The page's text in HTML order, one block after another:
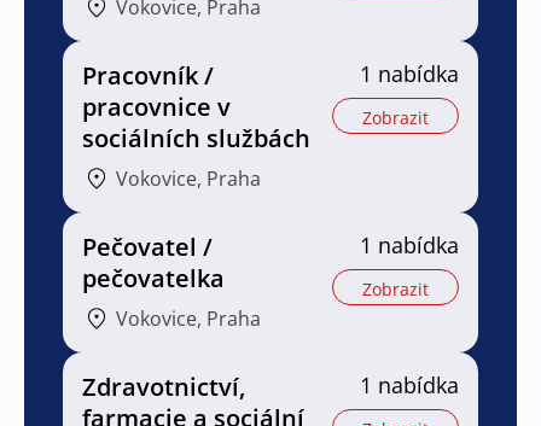
Vokovice, Praha
Pracovník /
pracovnice v
sociálních službách
Vokovice, Praha
1 nabídka
Zobrazit
Pečovatel /
pečovatelka
Vokovice, Praha
1 nabídka
Zobrazit
Zdravotnictví,
farmacie a sociální
1 nabídka